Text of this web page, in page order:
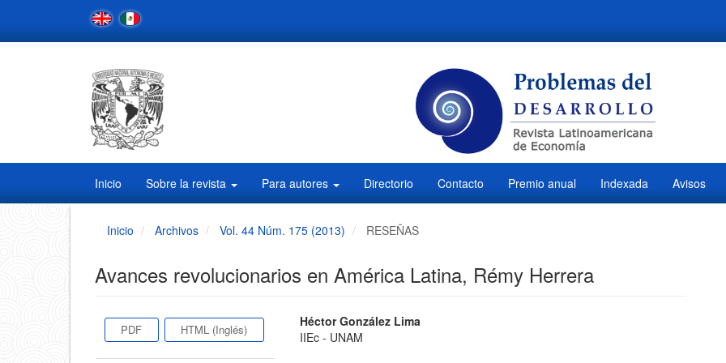
Contenido
Inicio Sobre la revista Para autores Directorio Contacto Premio anual Indexada Avisos
Inicio Archivos Vol. 44 Núm. 175 (2013) RESEÑAS
Avances revolucionarios en América Latina, Rémy Herrera
Barra
PDF HTML (Inglés)
Contenido
Héctor González Lima
IIEc - UNAM